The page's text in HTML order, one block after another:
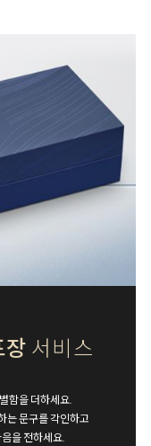
장 서비스
함을 더하세요.
는 문구를 각인하고
을 전하세요.